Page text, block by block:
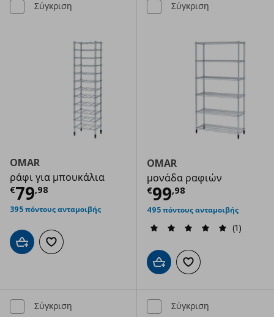
Σύγκριση
OMAR
ράφι για μπουκάλια
€79,98
Τρέχουσα τιμή € 79,98
395 πόντους ανταμοιβής
Προσθήκη στο καλάθι
Προσθήκη στα αγαπημένα
Σύγκριση
OMAR
μονάδα ραφιών
€99,98
Τρέχουσα
495 πόντους ανταμοιβής
(1)
Προσθήκη στο καλάθι
Προσθήκη στα
Σύγκριση Σύγκριση